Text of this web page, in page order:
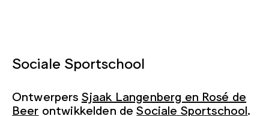
Sociale Sportschool
Ontwerpers Sjaak Langenberg en Rosé de
Beer ontwikkelden de Sociale Sportschool